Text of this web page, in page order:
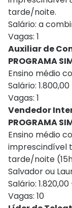
tarde/noite.
Salário: a
Vagas: 1
Auxiliar de
PROGRAMA
Ensino médio
Salário:
Vagas: 1
Vendedor
PROGRAMA
Ensino médio
imprescindível
tarde/noite
Salvador ou
Salário:
Vagas: 10